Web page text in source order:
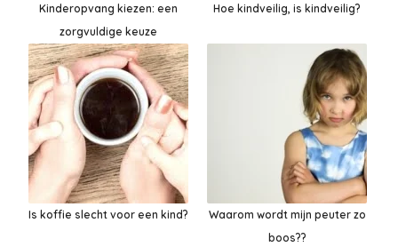
Kinderopvang kiezen: een
zorgvuldige keuze
Hoe kindveilig, is kindveilig?
Is koffie slecht voor een kind?
Waarom wordt mijn peuter zo
boos??